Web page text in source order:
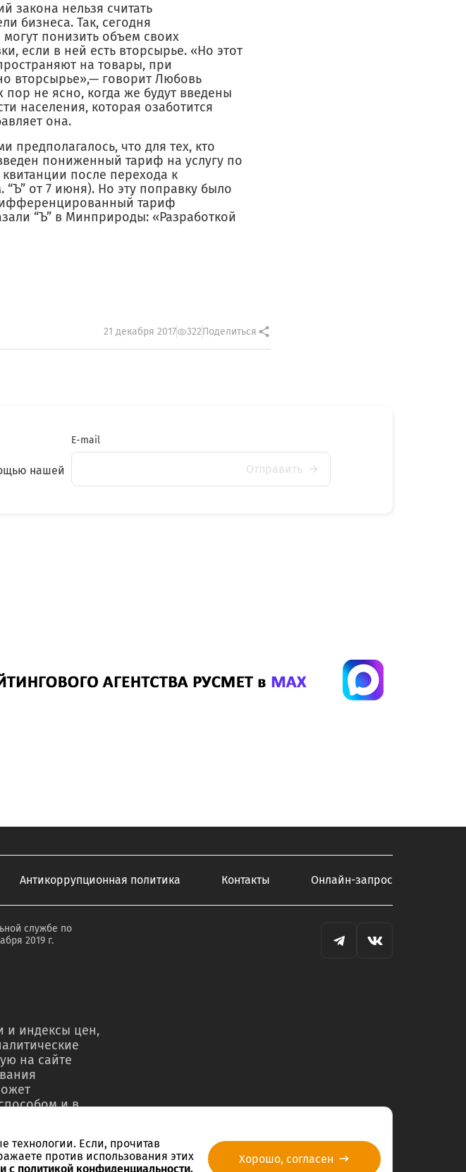
закона нельзя считать
бизнеса. Так, сегодня
понизить объем своих
если в ней есть вторсырье. «Но этот
на товары, при
вторсырье»,— говорит Любовь
не ясно, когда же будут введены
населения, которая озаботится
она.
предполагалось, что для тех, кто
пониженный тариф на услугу по
после перехода к
от 7 июня). Но эту поправку было
тариф
“Ъ” в Минприроды: «Разработкой
21 декабря 2017 322Поделиться
нашей
E-mail
Отправить
Антикоррупционная политика Контакты Онлайн-запрос
службе по
2019 г.
и индексы цен,
на сайте
и в
рамках
со стороны
технологии. Если, прочитав
против использования этих
с политикой конфиденциальности.
Хорошо, согласен